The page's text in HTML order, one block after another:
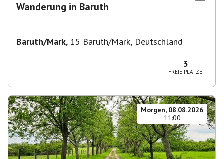
Wanderung in Baruth
Baruth/Mark, 15 Baruth/Mark, Deutschland
3
FREIE PLÄTZE
Morgen, 08.08.2026
11:00